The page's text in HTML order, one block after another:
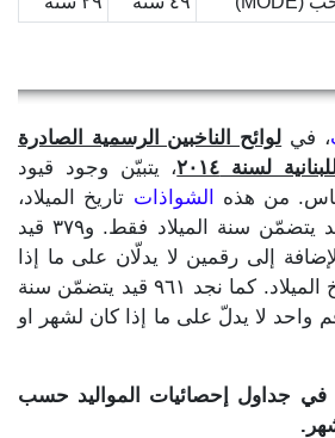
، في لوائح الناخبين الرسمية الصادرة
لسنة ٢٠١٤
، يتبيّن وجود قيود
من هذه
الشواذات تاريخ الميلاد،
حيث نجد ٣٨٩,٢٨١ قيد يتضمّن سنة الميلاد فقط. و٣٧٩ قيد
إلى رقمين لا يدلّان على ما إذا
كانا لشهر او ليوم تاريخ الميلاد. كما نجد ٩٦١ قيد يتضمّن سنة
واحد لا يدلّ على ما إذا كان لشهر او
في جداول إحصائيات المواليد حسب